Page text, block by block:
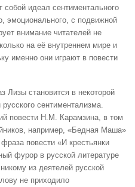
идеал сентиментального
эмоционального, с подвижной
внимание читателей не
на её внутреннем мире и
именно они играют в повести
Лизы становится в некоторой
сентиментализма.
повести Н.М. Карамзина, в том
например, «Бедная Маша»
повести «И крестьянки
фурор в русской литературе
из деятелей русской
не приходило